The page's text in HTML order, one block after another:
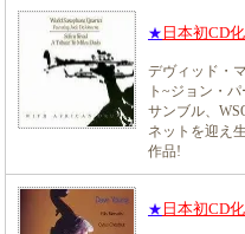
★ 日本初CD
デヴィッド・
ト~ジョン・
サンブル、
ネットを迎え
作品!
★ 日本初CD